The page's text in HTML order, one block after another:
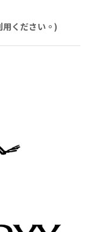
ください。)